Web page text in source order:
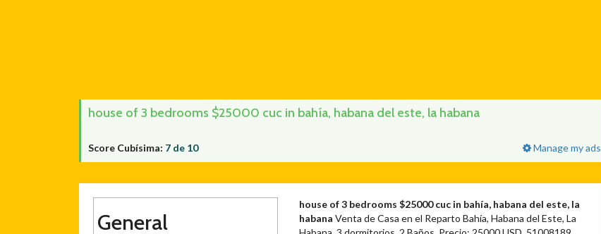
house of 3 bedrooms $25000 cuc in bahía, habana del este, la habana
Score Cubísima: 7 de 10 Manage my ads
General
house of 3 bedrooms $25000 cuc in bahía, habana del este, la
habana Venta de Casa en el Reparto Bahía, Habana del Este, La